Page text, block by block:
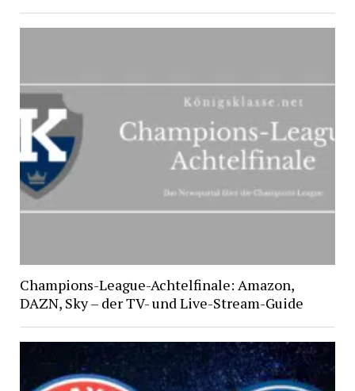
Champions-League-Achtelfinale: Amazon,
DAZN, Sky – der TV- und Live-Stream-Guide